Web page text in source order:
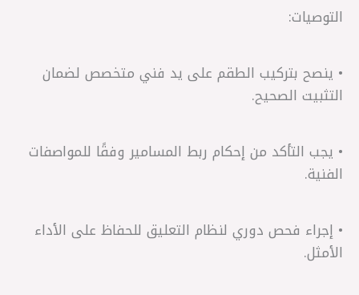
التوصيات:
• ينصح بتركيب الطقم على يد فني متخصص لضمان
التثبيت الصحيح.
• يجب التأكد من إحكام ربط المسامير وفقًا للمواصفات
الفنية.
• إجراء فحص دوري لنظام التعليق للحفاظ على الأداء
الأمثل.